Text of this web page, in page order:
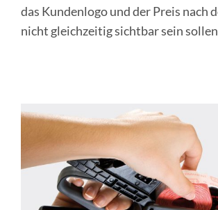
das Kundenlogo und der Preis nach
nicht gleichzeitig sichtbar sein